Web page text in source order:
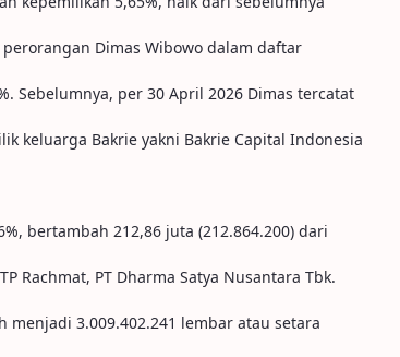
Dimas Wibowo dalam daftar
Sebelumnya, per 30 April 2026 Dimas tercatat
keluarga Bakrie yakni Bakrie Capital Indonesia
bertambah 212,86 juta (212.864.200) dari
Rachmat, PT Dharma Satya Nusantara Tbk.
3.009.402.241 lembar atau setara